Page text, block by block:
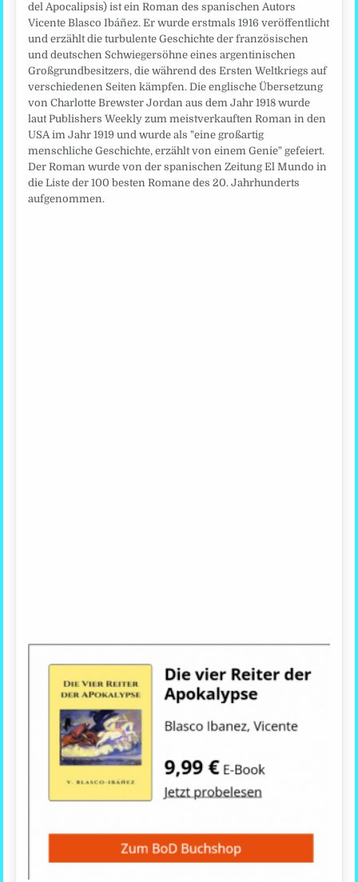
del Apocalipsis) ist ein Roman des spanischen Autors
Vicente Blasco Ibáñez. Er wurde erstmals 1916 veröffentlicht
und erzählt die turbulente Geschichte der französischen
und deutschen Schwiegersöhne eines argentinischen
Großgrundbesitzers, die während des Ersten Weltkriegs auf
verschiedenen Seiten kämpfen. Die englische Übersetzung
von Charlotte Brewster Jordan aus dem Jahr 1918 wurde
laut Publishers Weekly zum meistverkauften Roman in den
USA im Jahr 1919 und wurde als "eine großartig
menschliche Geschichte, erzählt von einem Genie" gefeiert.
Der Roman wurde von der spanischen Zeitung El Mundo in
die Liste der 100 besten Romane des 20. Jahrhunderts
aufgenommen.